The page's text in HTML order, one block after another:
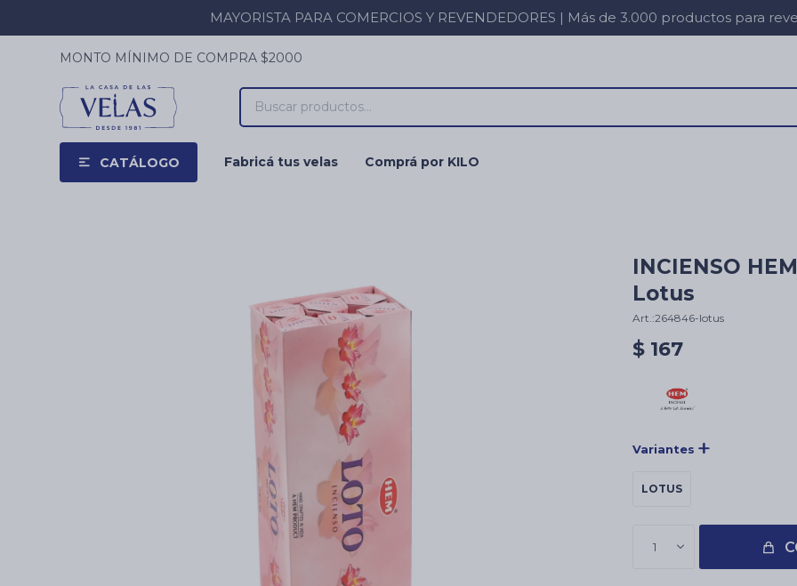
MAYORISTA PARA COMERCIOS Y REVENDEDORES | Más de 3.000 productos para
CATÁLOGO Fabricá tus velas Comprá por KILO
MONTO MÍNIMO DE COMPRA $2000
INCIENSO
Lotus
264846-lotus
$ 167
Variantes
LOTUS
1